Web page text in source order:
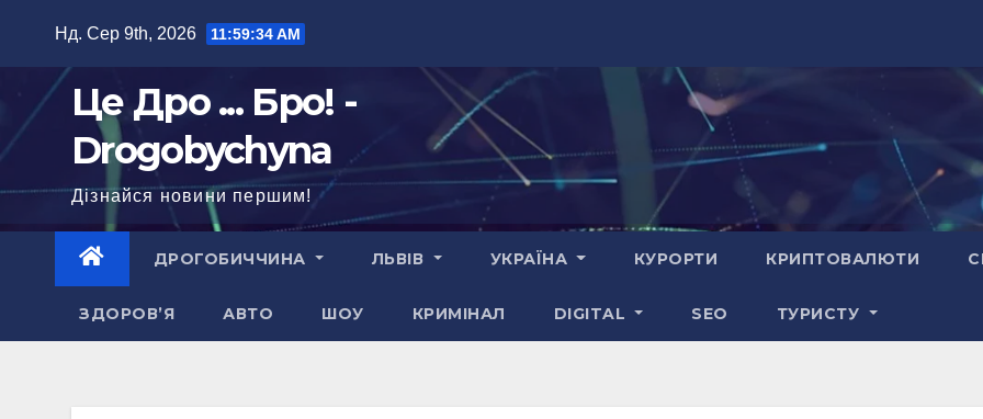
Нд. Сер 9th, 2026 11:59:35 AM
Це Дро ... Бро! -
Drogobychyna
Дізнайся новини першим!
ДРОГОБИЧЧИНА ЛЬВІВ УКРАЇНА КУРОРТИ КРИПТОВАЛЮТИ
ЗДОРОВ’Я АВТО ШОУ КРИМІНАЛ DIGITAL SEO ТУРИСТУ